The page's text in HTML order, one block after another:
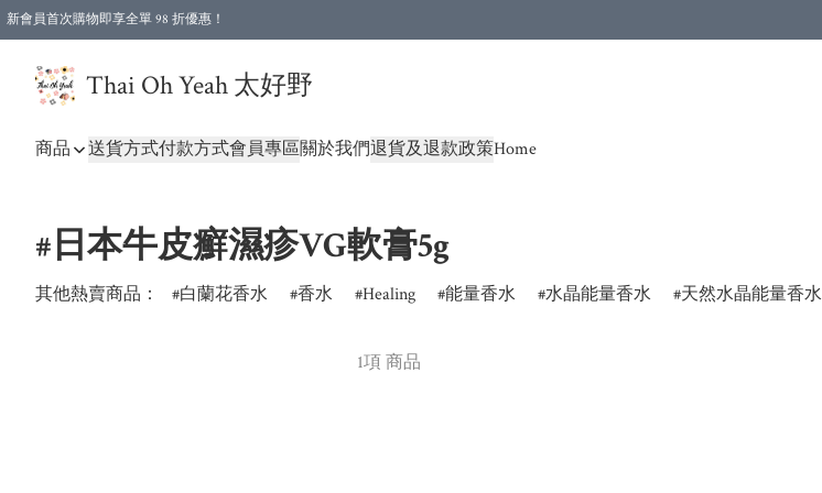
新會員首次購物即享全單 98 折優惠！
Thai Oh Yeah 太好野
商品 送貨方式付款方式會員專區關於我們退貨及退款政策Home
#日本牛皮癬濕疹VG軟膏5g
其他熱賣商品： 白蘭花香水 香水 Healing 能量香水 水晶能量香水 天然水晶能量香水
1項 商品